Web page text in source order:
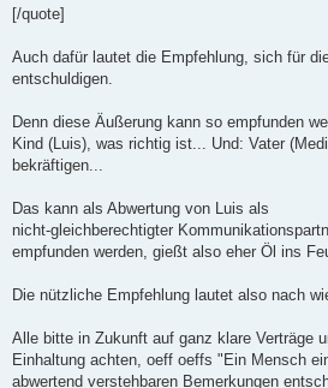
[/quote]
Auch dafür lautet die Empfehlung, sich für
entschuldigen.
Denn diese Äußerung kann so empfunden
Kind (Luis), was richtig ist... Und: Vater
bekräftigen...
Das kann als Abwertung von Luis als
nicht-gleichberechtigter
empfunden werden, gießt also eher Öl ins
Die nützliche Empfehlung lautet also nach
Alle bitte in Zukunft auf ganz klare Verträge
Einhaltung achten, oeff oeffs "Ein Mensch
abwertend verstehbaren Bemerkungen